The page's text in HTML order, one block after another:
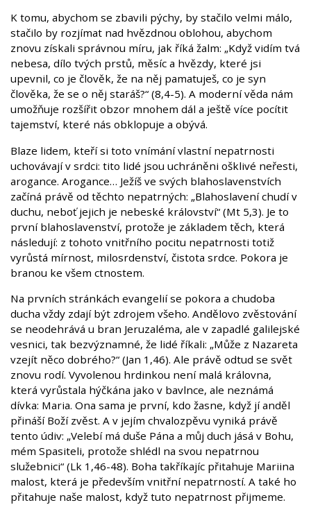
K tomu, abychom se zbavili pýchy, by stačilo velmi málo,
stačilo by rozjímat nad hvězdnou oblohou, abychom
znovu získali správnou míru, jak říká žalm: „Když vidím tvá
nebesa, dílo tvých prstů, měsíc a hvězdy, které jsi
upevnil, co je člověk, že na něj pamatuješ, co je syn
člověka, že se o něj staráš?“ (8,4-5). A moderní věda nám
umožňuje rozšířit obzor mnohem dál a ještě více pocítit
tajemství, které nás obklopuje a obývá.
Blaze lidem, kteří si toto vnímání vlastní nepatrnosti
uchovávají v srdci: tito lidé jsou uchráněni ošklivé neřesti,
arogance. Arogance… Ježíš ve svých blahoslavenstvích
začíná právě od těchto nepatrných: „Blahoslavení chudí v
duchu, neboť jejich je nebeské království“ (Mt 5,3). Je to
první blahoslavenství, protože je základem těch, která
následují: z tohoto vnitřního pocitu nepatrnosti totiž
vyrůstá mírnost, milosrdenství, čistota srdce. Pokora je
branou ke všem ctnostem.
Na prvních stránkách evangelií se pokora a chudoba
ducha vždy zdají být zdrojem všeho. Andělovo zvěstování
se neodehrává u bran Jeruzaléma, ale v zapadlé galilejské
vesnici, tak bezvýznamné, že lidé říkali: „Může z Nazareta
vzejít něco dobrého?“ (Jan 1,46). Ale právě odtud se svět
znovu rodí. Vyvolenou hrdinkou není malá královna,
která vyrůstala hýčkána jako v bavlnce, ale neznámá
dívka: Maria. Ona sama je první, kdo žasne, když jí anděl
přináší Boží zvěst. A v jejím chvalozpěvu vyniká právě
tento údiv: „Velebí má duše Pána a můj duch jásá v Bohu,
mém Spasiteli, protože shlédl na svou nepatrnou
služebnici“ (Lk 1,46-48). Boha takříkajíc přitahuje Mariina
malost, která je především vnitřní nepatrností. A také ho
přitahuje naše malost, když tuto nepatrnost přijmeme.